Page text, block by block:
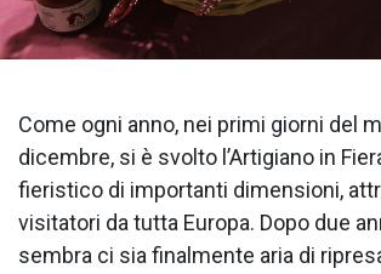
Come ogni anno, nei primi giorni del
dicembre, si è svolto l’Artigiano in
fieristico di importanti dimensioni,
visitatori da tutta Europa. Dopo due
sembra ci sia finalmente aria di